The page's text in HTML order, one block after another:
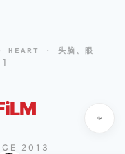
· 头脑、眼
]
2013